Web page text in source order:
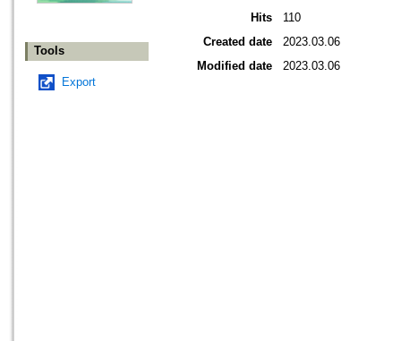
Tools
Export
Hits
110
Created date
2023.03.06
Modified date
2023.03.06